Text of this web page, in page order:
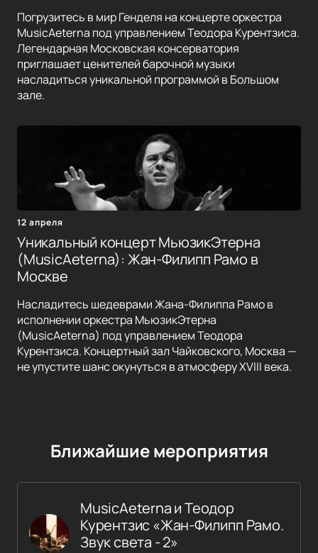
Погрузитесь в мир Генделя на концерте оркестра
MusicAeterna под управлением Теодора Курентзиса.
Легендарная Московская консерватория
приглашает ценителей барочной музыки
насладиться уникальной программой в Большом
зале.
12 апреля
Уникальный концерт МьюзикЭтерна
(MusicAeterna): Жан-Филипп Рамо в
Москве
Насладитесь шедеврами Жана-Филиппа Рамо в
исполнении оркестра МьюзикЭтерна
(MusicAeterna) под управлением Теодора
Курентзиса. Концертный зал Чайковского, Москва —
не упустите шанс окунуться в атмосферу XVIII века.
Ближайшие мероприятия
MusicAeterna и Теодор
Курентзис «Жан-Филипп Рамо.
Звук света - 2»